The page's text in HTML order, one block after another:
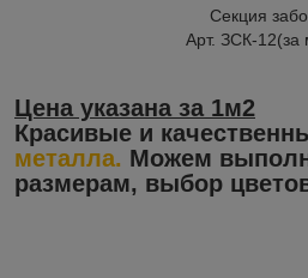
Секция
Арт. ЗСК-12(за
Цена указана за 1м2
Красивые и
металла. Можем
размерам, выбор